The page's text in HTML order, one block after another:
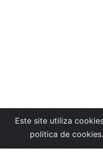
Filtros
Este site utiliza
politica de cookies.